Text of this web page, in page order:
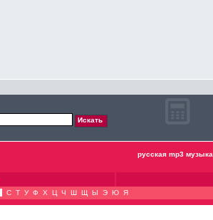
русская mp3 музыка
С Т У Ф Х Ц Ч Ш Щ Ы Э Ю Я